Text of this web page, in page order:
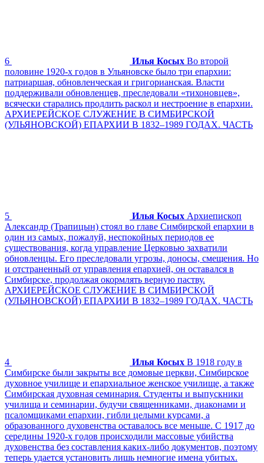
6 Илья Косых Во второй
половине 1920-х годов в Ульяновске было три епархии:
патриаршая, обновленческая и григорианская. Власти
поддерживали обновленцев, преследовали «тихоновцев»,
всячески старались продлить раскол и нестроение в епархии.
АРХИЕРЕЙСКОЕ СЛУЖЕНИЕ В СИМБИРСКОЙ
(УЛЬЯНОВСКОЙ) ЕПАРХИИ В 1832–1989 ГОДАХ. ЧАСТЬ
5 Илья Косых Архиепископ
Александр (Трапицын) стоял во главе Симбирской епархии в
один из самых, пожалуй, неспокойных периодов ее
существования, когда управление Церковью захватили
обновленцы. Его преследовали угрозы, доносы, смещения. Но
и отстраненный от управления епархией, он оставался в
Симбирске, продолжая окормлять верную паству.
АРХИЕРЕЙСКОЕ СЛУЖЕНИЕ В СИМБИРСКОЙ
(УЛЬЯНОВСКОЙ) ЕПАРХИИ В 1832–1989 ГОДАХ. ЧАСТЬ
4 Илья Косых В 1918 году в
Симбирске были закрыты все домовые церкви, Симбирское
духовное училище и епархиальное женское училище, а также
Симбирская духовная семинария. Студенты и выпускники
училища и семинарии, будучи священниками, диаконами и
псаломщиками епархии, гибли целыми курсами, а
образованного духовенства оставалось все меньше. С 1917 до
середины 1920-х годов происходили массовые убийства
духовенства без составления каких-либо документов, поэтому
теперь удается установить лишь немногие имена убитых.